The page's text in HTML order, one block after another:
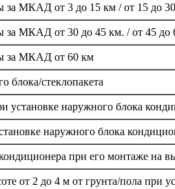
за МКАД от 3 до 15 км / от 15 до
за МКАД от 30 до 45 км. / от 45 до
за МКАД от 60 км
блока/стеклопакета
установке наружного блока
наружного блока
при его монтаже на
от 2 до 4 м от грунта/пола при